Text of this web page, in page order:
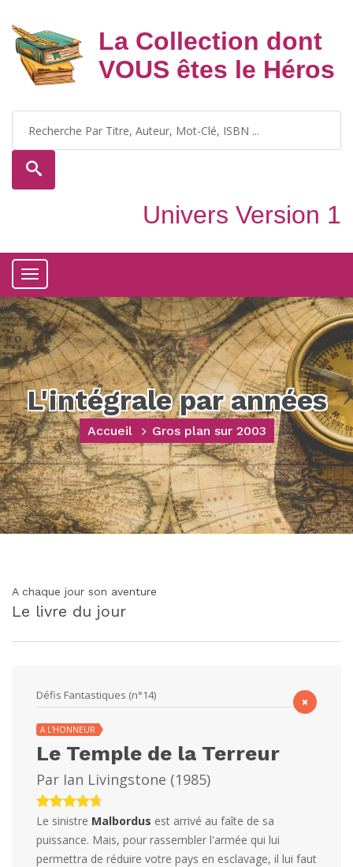
La Collection dont
VOUS êtes le Héros
Univers Version 1
Toggle
navigation
L'intégrale par années
Accueil Gros plan sur 2003
A chaque jour son aventure
Le livre du jour
×
Défis Fantastiques (n°14)
A L'HONNEUR
Le Temple de la Terreur
Par Ian Livingstone (1985)
Le sinistre Malbordus est arrivé au faîte de sa
puissance. Mais, pour rassembler l'armée qui lui
permettra de réduire votre pays en esclavage, il lui faut